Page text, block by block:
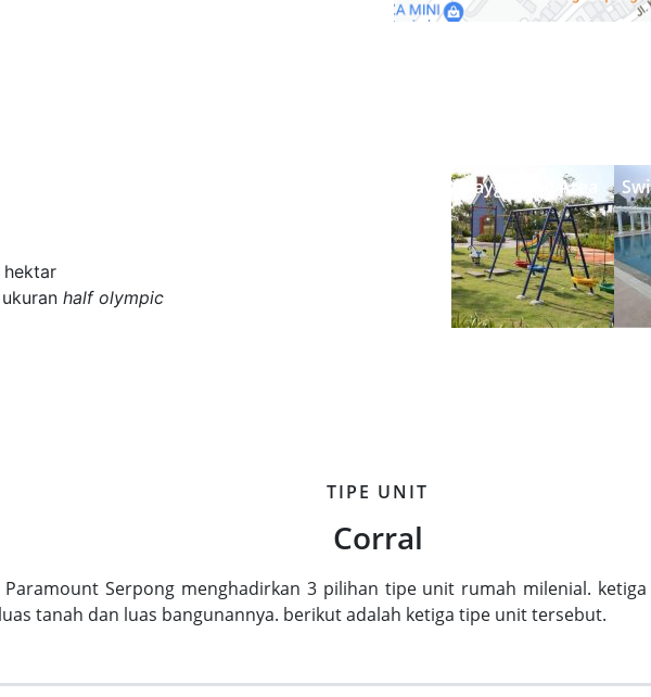
hektar
half olympic
Playground Area
TIPE UNIT
Corral
Paramount Serpong menghadirkan 3 pilihan tipe unit rumah milenial.
tanah dan luas bangunannya. berikut adalah ketiga tipe unit tersebut.